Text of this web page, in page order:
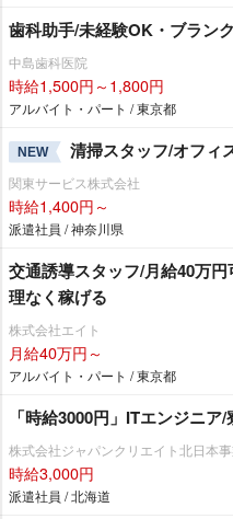
歯科助手/未経験OK・ブラン
中島歯科医院
時給1,500円～1,800円
アルバイト・パート / 東京都
NEW 清掃スタッフ/オフィ
関東サービス株式会社
時給1,400円～
派遣社員 / 神奈川県
交通誘導スタッフ/月給40万
理なく稼げる
株式会社エイト
月給40万円～
アルバイト・パート / 東京都
「時給3000円」ITエンジニ
株式会社ジャパンクリエイト北日本
時給3,000円
派遣社員 / 北海道